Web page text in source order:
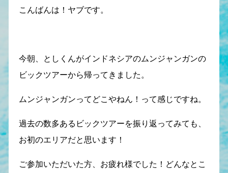
こんばんは！ヤブです。
今朝、としくんがインドネシアのムンジャンガンの
ビックツアーから帰ってきました。
ムンジャンガンってどこやねん！って感じですね。
過去の数多あるビックツアーを振り返ってみても、
お初のエリアだと思います！
ご参加いただいた方、お疲れ様でした！どんなとこ